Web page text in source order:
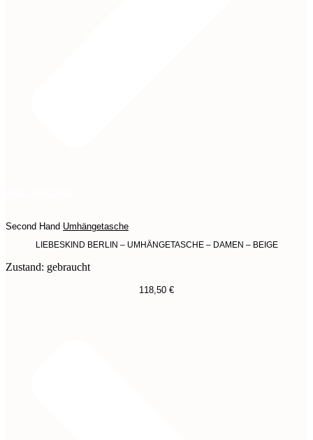
Second Hand Umhängetasche
LIEBESKIND BERLIN – UMHÄNGETASCHE – DAMEN – BEIGE
Zustand: gebraucht
118,50 €